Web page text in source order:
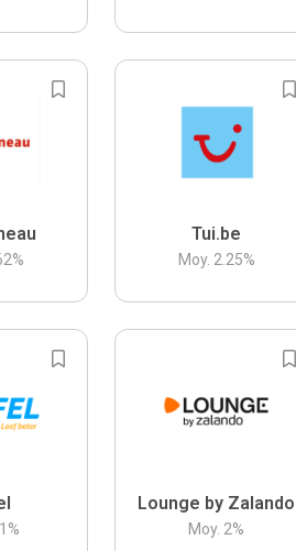
%
Tui.be
Moy. 2.25%
%
Lounge by Zalando
Moy. 2%